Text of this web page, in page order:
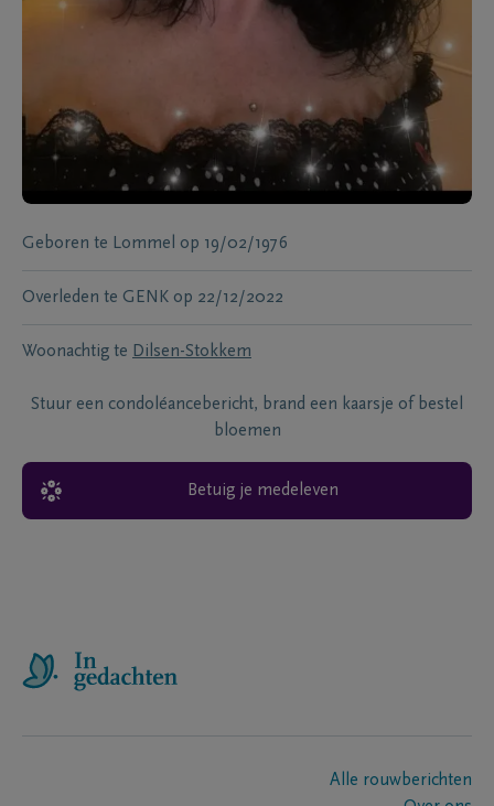
Geboren te Lommel op 19/02/1976
Overleden te GENK op 22/12/2022
Woonachtig te Dilsen-Stokkem
Stuur een condoléancebericht, brand een kaarsje of bestel
bloemen
Betuig je medeleven
Alle rouwberichten